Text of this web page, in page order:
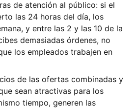
de atención al público: si el
las 24 horas del día, los
y entre las 2 y las 10 de la
demasiadas órdenes, no
los empleados trabajen en
de las ofertas combinadas y
sean atractivas para los
tiempo, generen las